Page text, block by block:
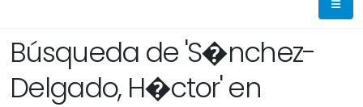
Búsqueda de 'S�nchez-
Delgado, H�ctor' en